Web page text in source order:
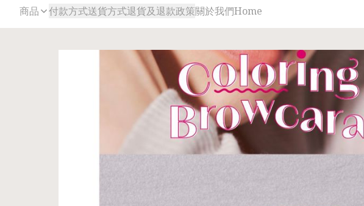
商品 付款方式送貨方式退貨及退款政策關於我們Home